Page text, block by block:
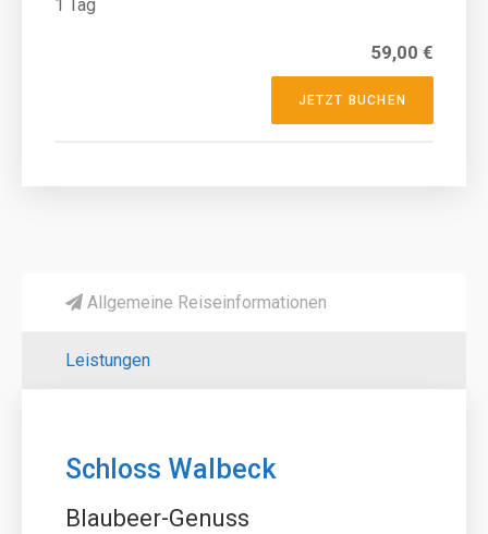
1 Tag
59,00 €
JETZT BUCHEN
Allgemeine Reiseinformationen
Leistungen
Schloss Walbeck
Blaubeer-Genuss